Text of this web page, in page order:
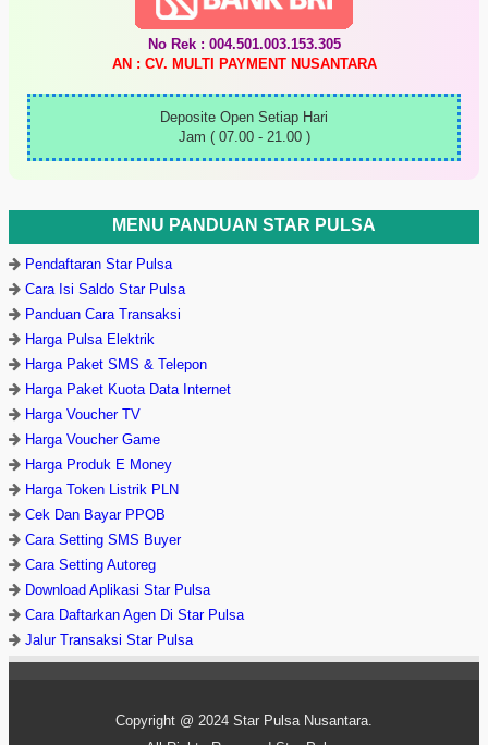
No Rek : 004.501.003.153.305
AN : CV. MULTI PAYMENT NUSANTARA
Deposite Open Setiap Hari
Jam ( 07.00 - 21.00 )
MENU PANDUAN STAR PULSA
Pendaftaran Star Pulsa
Cara Isi Saldo Star Pulsa
Panduan Cara Transaksi
Harga Pulsa Elektrik
Harga Paket SMS & Telepon
Harga Paket Kuota Data Internet
Harga Voucher TV
Harga Voucher Game
Harga Produk E Money
Harga Token Listrik PLN
Cek Dan Bayar PPOB
Cara Setting SMS Buyer
Cara Setting Autoreg
Download Aplikasi Star Pulsa
Cara Daftarkan Agen Di Star Pulsa
Jalur Transaksi Star Pulsa
Copyright @ 2024 Star Pulsa Nusantara.